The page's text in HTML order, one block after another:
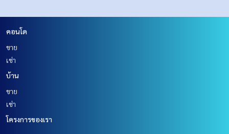
คอนโด
ขาย
เช่า
บ้าน
ขาย
เช่า
โครงการของเรา